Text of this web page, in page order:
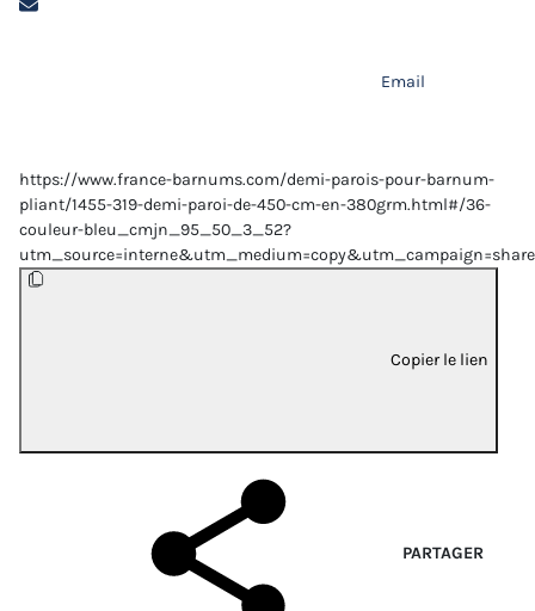
Email
https://www.france-barnums.com/demi-parois-pour-barnum-
pliant/1455-319-demi-paroi-de-450-cm-en-380grm.html#/36-
couleur-bleu_cmjn_95_50_3_52?
Copier le lien
PARTAGER